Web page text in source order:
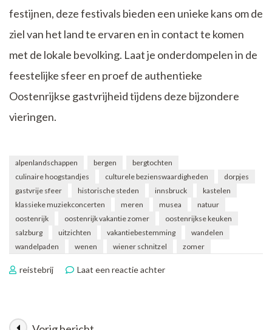
festijnen, deze festivals bieden een unieke kans om de
ziel van het land te ervaren en in contact te komen
met de lokale bevolking. Laat je onderdompelen in de
feestelijke sfeer en proef de authentieke
Oostenrijkse gastvrijheid tijdens deze bijzondere
vieringen.
alpenlandschappen bergen
bergtochten
culinaire hoogstandjes
culturele bezienswaardigheden
dorpjes
gastvrije sfeer
historische steden innsbruck
kastelen
klassieke muziekconcerten
meren musea
natuur
oostenrijk
oostenrijk vakantie zomer
oostenrijkse keuken
salzburg
uitzichten vakantiebestemming
wandelen
wandelpaden
wenen wiener schnitzel zomer
reistebrij Laat een reactie achterop